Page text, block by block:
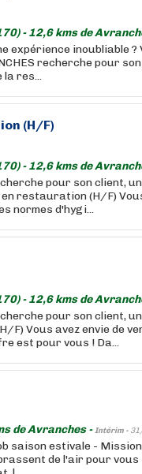
- 12,6 kms de
expérience inoubliable
recherche pour
la res...
(H/F)
- 12,6 kms de
pour son client,
restauration (H/F)
normes d'hygi...
- 12,6 kms de
pour son client,
F) Vous avez envie de
est pour vous ! Da...
de Avranches -Intérim -
saison estivale -
de l'air pour